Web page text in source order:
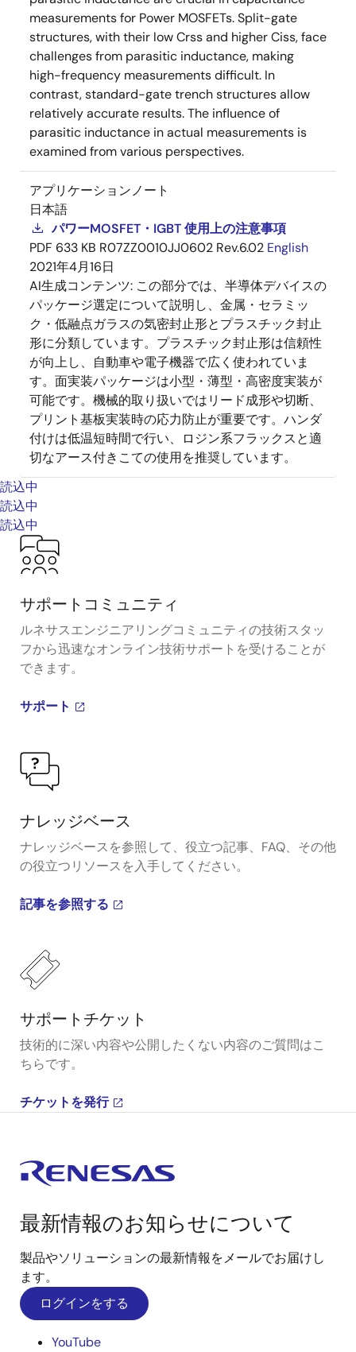
measurements for Power MOSFETs. Split-gate
structures, with their low Crss and higher Ciss, face
challenges from parasitic inductance, making
high-frequency measurements difficult. In
contrast, standard-gate trench structures allow
relatively accurate results. The influence of
parasitic inductance in actual measurements is
examined from various perspectives.
アプリケーションノート
日本語
パワーMOSFET・IGBT 使用上の注意事項
PDF 633 KB R07ZZ0010JJ0602 Rev.6.02 English
2021年4月16日
AI生成コンテンツ: この部分では、半導体デバイスの
パッケージ選定について説明し、金属・セラミッ
ク・低融点ガラスの気密封止形とプラスチック封止
形に分類しています。プラスチック封止形は信頼性
が向上し、自動車や電子機器で広く使われていま
す。面実装パッケージは小型・薄型・高密度実装が
可能です。機械的取り扱いではリード成形や切断、
プリント基板実装時の応力防止が重要です。ハンダ
付けは低温短時間で行い、ロジン系フラックスと適
切なアース付きこての使用を推奨しています。
読込中
読込中
読込中
サポートコミュニティ
ルネサスエンジニアリングコミュニティの技術スタッ
フから迅速なオンライン技術サポートを受けることが
できます。
サポート
ナレッジベース
ナレッジベースを参照して、役立つ記事、FAQ、その他
の役立つリソースを入手してください。
記事を参照する
サポートチケット
技術的に深い内容や公開したくない内容のご質問はこ
ちらです。
チケットを発行
最新情報のお知らせについて
製品やソリューションの最新情報をメールでお届けし
ます。
ログインをする
YouTube